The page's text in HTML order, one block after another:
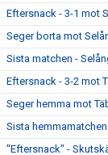
Eftersnack - 3-1 mot
Seger borta mot
Sista matchen -
Eftersnack - 3-2 mot
Seger hemma mot
Sista
"Eftersnack" -